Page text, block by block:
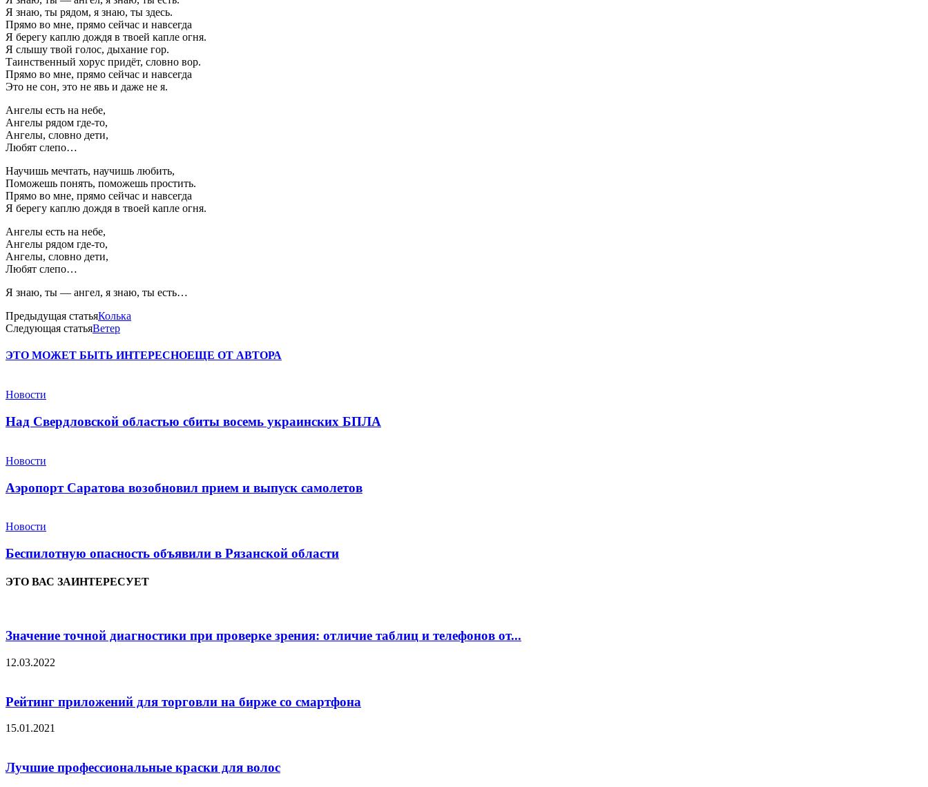
Я знаю, ты рядом, я знаю, ты здесь.
Прямо во мне, прямо сейчас и навсегда
Я берегу каплю дождя в твоей капле огня.
Я слышу твой голос, дыхание гор.
Таинственный хорус придёт, словно вор.
Прямо во мне, прямо сейчас и навсегда
Это не сон, это не явь и даже не я.
Ангелы есть на небе,
Ангелы рядом где-то,
Ангелы, словно дети,
Любят слепо…
Научишь мечтать, научишь любить,
Поможешь понять, поможешь простить.
Прямо во мне, прямо сейчас и навсегда
Я берегу каплю дождя в твоей капле огня.
Ангелы есть на небе,
Ангелы рядом где-то,
Ангелы, словно дети,
Любят слепо…
Я знаю, ты — ангел, я знаю, ты есть…
Предыдущая статьяКолька
Следующая статьяВетер
ЭТО МОЖЕТ БЫТЬ ИНТЕРЕСНОЕЩЕ ОТ АВТОРА
Новости
Над Свердловской областью сбиты восемь украинских БПЛА
Новости
Аэропорт Саратова возобновил прием и выпуск самолетов
Новости
Беспилотную опасность объявили в Рязанской области
ЭТО ВАС ЗАИНТЕРЕСУЕТ
Значение точной диагностики при проверке зрения: отличие таблиц и телефонов от...
12.03.2022
Рейтинг приложений для торговли на бирже со смартфона
15.01.2021
Лучшие профессиональные краски для волос